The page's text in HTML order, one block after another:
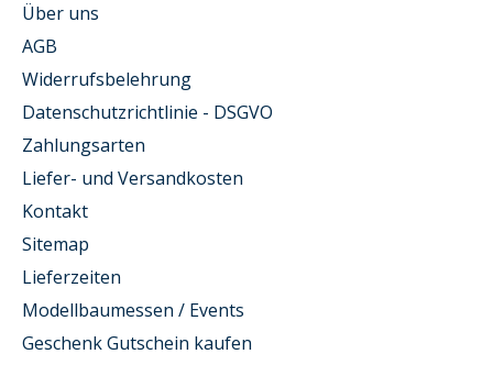
Über uns
AGB
Widerrufsbelehrung
Datenschutzrichtlinie - DSGVO
Zahlungsarten
Liefer- und Versandkosten
Kontakt
Sitemap
Lieferzeiten
Modellbaumessen / Events
Geschenk Gutschein kaufen